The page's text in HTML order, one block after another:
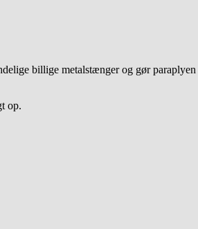
billige metalstænger og gør paraplyen
op.